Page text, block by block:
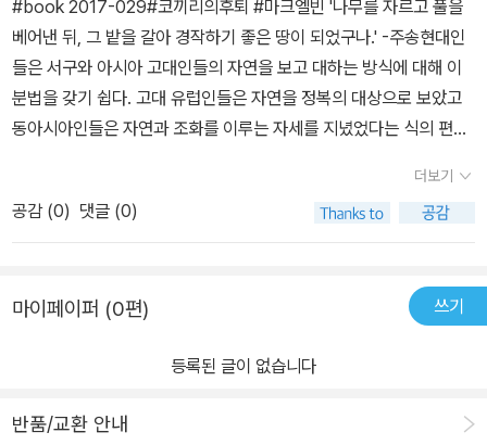
에서 오는 부분들이 눈에 띄는 것도 사실이다. 간단히 예를 들면 7장
의 ‘석순부인묘石筍婦人墓’를 다룬 인용문에서 저자는 “석순石筍
이란 용어는 그것이 존재하는 동굴이 없기 때문에 부적합하다”라고
주를 달았다. 그러나 원문에는 “마치 석순과 같은 돌이 나와 마을 사
것은 역자의 몫이었다. 역자는 저자가 인용하여 영어로 번역된 한문
원전을 일일이 찾기 위해 수많은 발품을 팔아야 하는 수고로움을 마
다하지 않았다. 역자는 영어로 번역된 인용문과 원문을 일일이 대조
하는 작업에 무려 4년이라는 긴 시간을 할애했다. 역자는 중국 환경
문적 열정이 있었기에 가능한 일이었다. 중국사에 해박한 지식을 갖
실함과 열정을 갖춘 역자의 공이라 할 수 있다. 주요 내용 1부 ― 여러
#book 2017-029#코끼리의후퇴 #마크엘빈 '나무를 자르고 풀을
베어낸 뒤, 그 밭을 갈아 경작하기 좋은 땅이 되었구나.' -주송현대인
들은 서구와 아시아 고대인들의 자연을 보고 대하는 방식에 대해 이
분법을 갖기 쉽다. 고대 유럽인들은 자연을 정복의 대상으로 보았고
동아시아인들은 자연과 조화를 이루는 자세를 지녔었다는 식의 편견
중국인들이 그 어떤 유럽인들보다도 자연을 지배하고 계량하려 노력
했다는 것이며 실제 그들은 동아시아의 자연환경을 완전히 뒤바꿔버
렸다는 사실이다. _BC5000년 경 중국 전역은 숲이었고 그 숲에는
다. BC2000년 기에는 베이징 지역까지 코끼리는 서식했다. 그랬던
으로 차츰 남쪽으로 후퇴됐으며 오늘날 중국에 남은 야생 코끼리 서
역뿐이다. 이렇듯 코끼리의 후퇴는 고대 중국인들의 거주지 확대, 문
더보기
공감 (0) 댓글 (0)
마이페이퍼 (0편) 쓰기
등록된 글이 없습니다
반품/교환 안내